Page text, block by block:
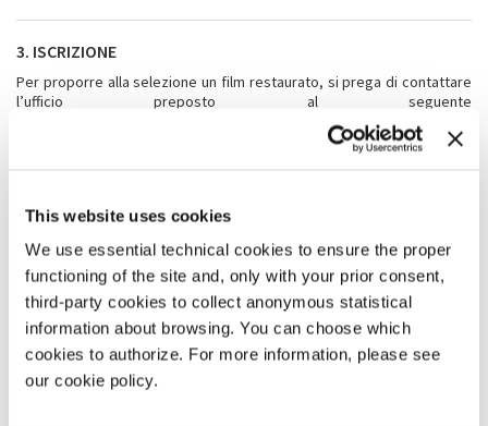
This website uses cookies
We use essential technical cookies to ensure the proper
functioning of the site and, only with your prior consent,
third-party cookies to collect anonymous statistical
information about browsing. You can choose which
cookies to authorize. For more information, please see
our cookie policy.
3. ISCRIZIONE
Per proporre alla selezione un film restaurato, si prega di contattare
l’ufficio preposto al seguente
, che provvederà a inviare
un link per la registrazione, da effettuarsi entro il 4 maggio.
Dopo che l’invito è stato accettato, il film non può più essere ritirato
dal programma del Festival. Tutti i film devono essere presentati nella
versione originale, con sottotitoli italiani sulla copia. I film italiani
devono essere sottotitolati in inglese sulla copia. Tutte le spese di
sottotitolaggio sono a carico di chi presenta il film. Per i film con
dialoghi in una lingua diversa dall’italiano o dall’inglese, purché
sottotitolati in italiano sulla copia, la Mostra provvederà a realizzare i
sottotitoli elettronici in inglese, a condizione che chi presenta il film